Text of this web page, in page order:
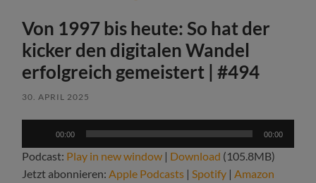
Von 1997 bis heute: So hat der
kicker den digitalen Wandel
erfolgreich gemeistert | #494
30. APRIL 2025
00:00 00:00
Podcast: Play in new window | Download (105.8MB)
Jetzt abonnieren:Apple Podcasts |Spotify |Amazon